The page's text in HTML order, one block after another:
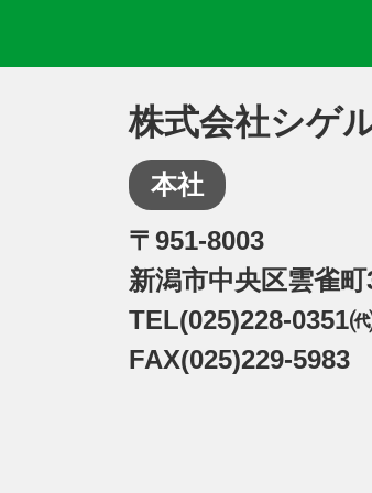
株式会社シゲ
本社
〒951-8003
新潟市中央区雲雀
TEL(025)228-0351
FAX(025)229-5983